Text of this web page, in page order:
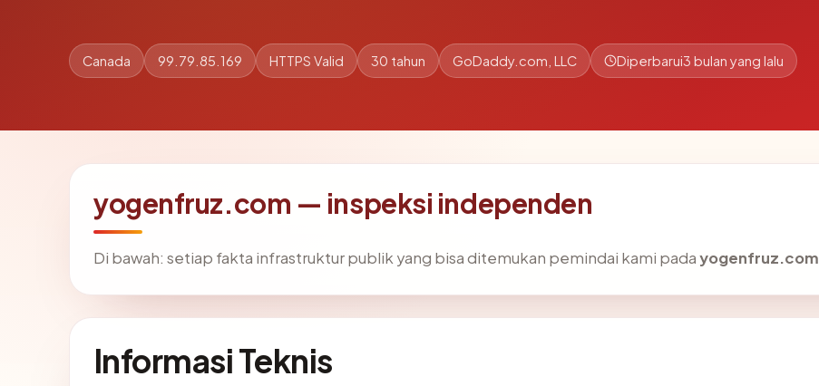
Canada 99.79.85.169 HTTPS Valid 30 tahun GoDaddy.com, LLC Diperbarui3 bulan yang lalu
yogenfruz.com — inspeksi independen
Di bawah: setiap fakta infrastruktur publik yang bisa ditemukan pemindai kami padayogenfruz.com
Informasi Teknis